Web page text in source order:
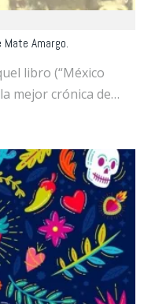
Amargo.
libro (“México
mejor crónica de…